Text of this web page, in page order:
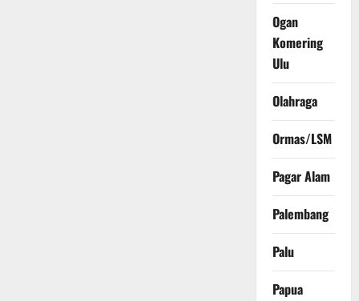
Ogan
Komering
Ulu
Olahraga
Ormas/LSM
Pagar Alam
Palembang
Palu
Papua